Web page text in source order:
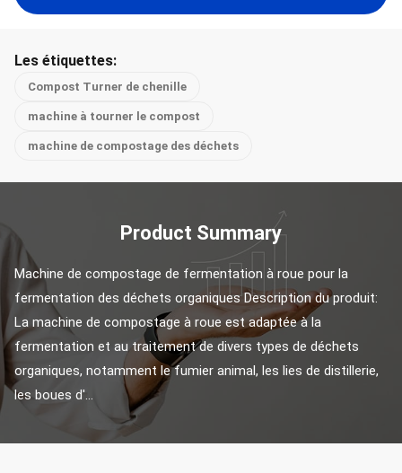
Les étiquettes:
Compost Turner de chenille
machine à tourner le compost
machine de compostage des déchets
Product Summary
Machine de compostage de fermentation à roue pour la
fermentation des déchets organiques Description du produit:
La machine de compostage à roue est adaptée à la
fermentation et au traitement de divers types de déchets
organiques, notamment le fumier animal, les lies de distillerie,
les boues d'...